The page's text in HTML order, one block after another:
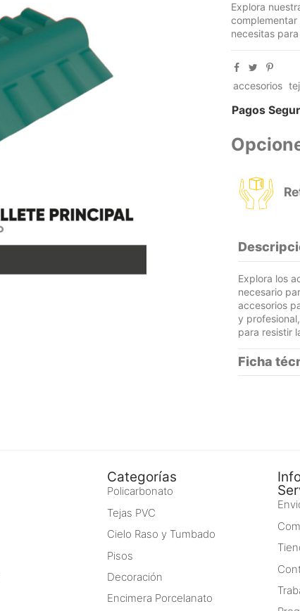
Explora
necesitas
accesorios
Pagos
Explora los
necesario
accesorios
y
para resistir
Ficha
Categorías
Policarbonato
Tejas PVC
Cielo Raso y Tumbado
Pisos
Decoración
Encimera Porcelanato